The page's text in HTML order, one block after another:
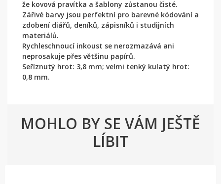
že kovová pravítka a šablony zůstanou čisté.
Zářivé barvy jsou perfektní pro barevné kódování a
zdobení diářů, deníků, zápisníků i studijních
materiálů.
Rychleschnoucí inkoust se nerozmazává ani
neprosakuje přes většinu papírů.
Seříznutý hrot: 3,8 mm; velmi tenký kulatý hrot:
0,8 mm.
MOHLO BY SE VÁM JEŠTĚ
LÍBIT